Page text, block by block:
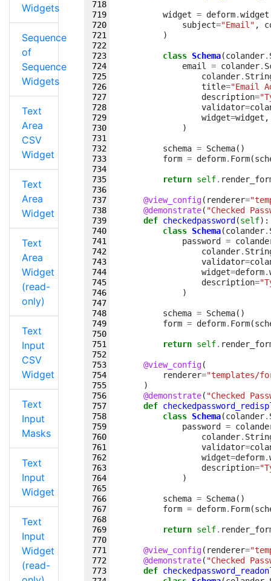
Widgets
Sequence
of
Sequence
Widgets
Text
Area
CSV
Widget
Text
Area
Widget
Text
Area
Widget
(read-
only)
Text
Input
CSV
Widget
Text
Input
Masks
Text
Input
Widget
Text
Input
Widget
(read-
widget = deform.widget
subject="Email" ,
)
class Schema(colander.
email
= colander.
colander.
title="Email
description=
validator=
widget=widget ,
)
schema = Schema()
form = deform. Form(
return self.
@view_config( renderer=
@demonstrate( "Checked
def checkedpassword (self):
class Schema(colander.
password
=
colander.
validator=
widget=deform.
description=
)
schema = Schema()
form = deform. Form(
return self.
@view_config(
renderer="templates/
)
@demonstrate( "Checked
def
class Schema(colander.
password
=
colander.
validator=
widget=deform.
description=
)
schema = Schema()
form = deform. Form(
return self.
@view_config( renderer=
@demonstrate( "Checked
def